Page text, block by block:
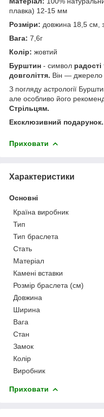
плавка) 12-15 мм
Розміри: довжина 18,5 см,
Вага: 7,6г
Колір: жовтий
Бурштин - символ
довголіття. Він — джерело
З погляду астрології
але особливо його
Стрільцям.
Ексклюзивний подарунок.
Приховати
Характеристики
Основні
Країна виробник
Тип
Тип браслета
Стать
Матеріал
Камені вставки
Розмір браслета (см)
Довжина
Ширина
Вага
Стан
Замок
Колір
Виробник
Приховати